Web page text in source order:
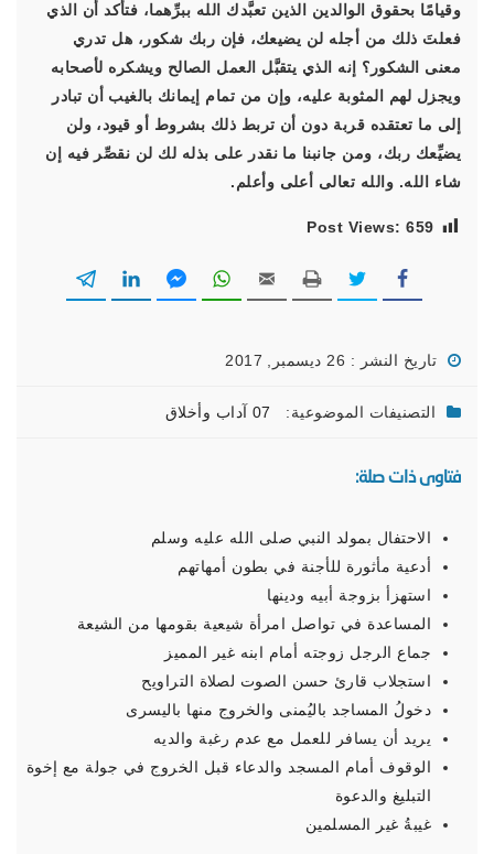
وقيامًا بحقوق الوالدين الذين تعبَّدك الله ببرِّهما، فتأكد أن الذي
فعلتَ ذلك من أجله لن يضيعك، فإن ربك شكور، هل تدري
معنى الشكور؟ إنه الذي يتقبَّل العمل الصالح ويشكره لأصحابه
ويجزل لهم المثوبة عليه، وإن من تمام إيمانك بالغيب أن تبادر
إلى ما تعتقده قربة دون أن تربط ذلك بشروط أو قيود، ولن
يضيِّعك ربك، ومن جانبنا ما نقدر على بذله لك لن نقصِّر فيه إن
شاء الله. والله تعالى أعلى وأعلم.
Post Views: 659
تاريخ النشر : 26 ديسمبر, 2017
التصنيفات الموضوعية: 07 آداب وأخلاق
فتاوى ذات صلة:
الاحتفال بمولد النبي صلى الله عليه وسلم
أدعية مأثورة للأجنة في بطون أمهاتهم
استهزأ بزوجة أبيه ودينها
المساعدة في تواصل امرأة شيعية بقومها من الشيعة
جماع الرجل زوجته أمام ابنه غير المميز
استجلاب قارئ حسن الصوت لصلاة التراويح
دخولُ المساجد باليُمنى والخروج منها باليسرى
يريد أن يسافر للعمل مع عدم رغبة والديه
الوقوف أمام المسجد والدعاء قبل الخروج في جولة مع إخوة
التبليغ والدعوة
غيبةُ غير المسلمين